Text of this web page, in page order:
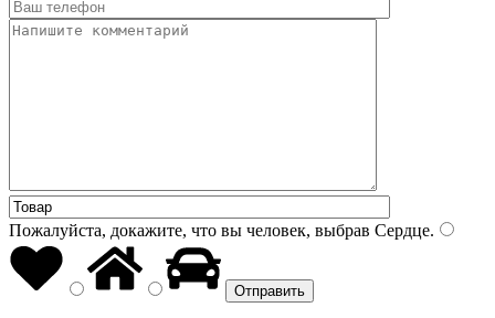
Пожалуйста, докажите, что вы человек, выбрав Сердце.